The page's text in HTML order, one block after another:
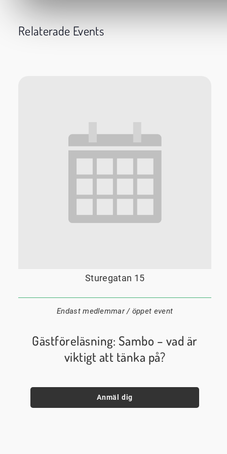
Relaterade Events
Tid:
Sturegatan 15
Endast medlemmar / öppet event
Gästföreläsning: Sambo – vad är
viktigt att tänka på?
Anmäl dig